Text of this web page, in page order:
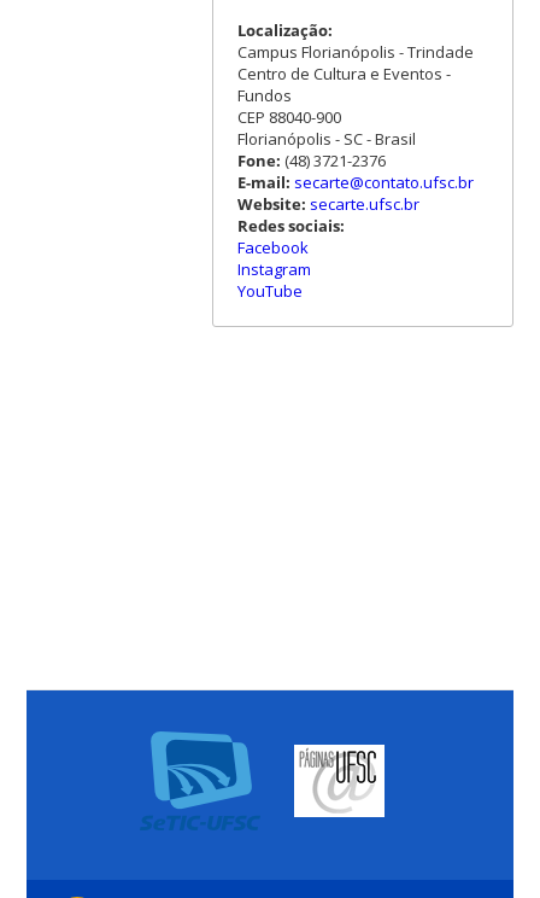
Localização:
Campus Florianópolis - Trindade
Centro de Cultura e Eventos -
Fundos
CEP 88040-900
Florianópolis - SC - Brasil
Fone: (48) 3721-2376
E-mail: secarte@contato.ufsc.br
Website: secarte.ufsc.br
Redes sociais:
Facebook
Instagram
YouTube